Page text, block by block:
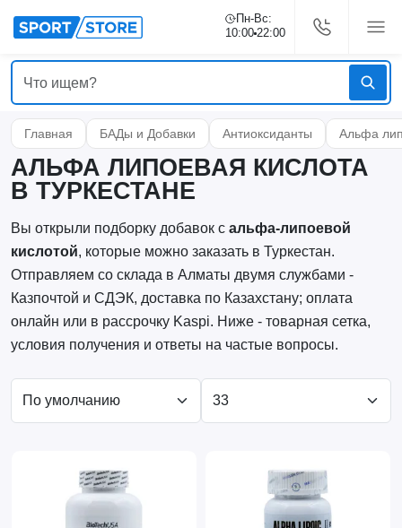
Пн-Вс:
10:00 22:00
Главная БАДы и Добавки Антиоксиданты Альфа
АЛЬФА ЛИПОЕВАЯ КИСЛОТА
В ТУРКЕСТАНЕ
Вы открыли подборку добавок с альфа-липоевой
кислотой, которые можно заказать в Туркестан.
Отправляем со склада в Алматы двумя службами -
Казпочтой и СДЭК, доставка по Казахстану; оплата
онлайн или в рассрочку Kaspi. Ниже - товарная сетка,
условия получения и ответы на частые вопросы.